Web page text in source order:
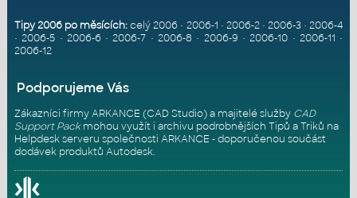
Tipy 2006 po měsících: celý 2006 • 2006-1 • 2006-2• 2006-3•2006-4
•2006-5 • 2006-6•2006-7 •2006-8 • 2006-9 •2006-10 • 2006-11 •
2006-12
Podporujeme Vás
Zákazníci firmy ARKANCE (CAD Studio) a majitelé služby CAD
Support Packmohou využít i archivu podrobnějších Tipů a Triků na
Helpdesk serveru společnosti ARKANCE - doporučenou součást
dodávek produktů Autodesk.